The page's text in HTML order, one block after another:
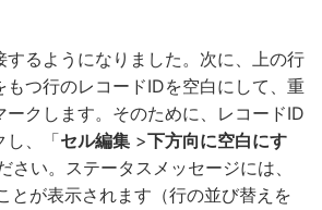
するようになりました。次に、上の行
もつ行のレコードIDを空白にして、重
ークします。そのために、レコードID
し、「セル編集 >下方向に空白にす
さい。ステータスメッセージには、
とが表示されます（行の並び替えを